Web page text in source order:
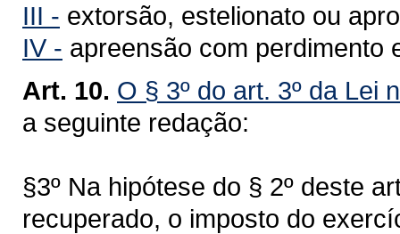
III - extorsão, estelionato ou
IV - apreensão com perdimento
Art. 10. O § 3º do art. 3º da Lei
a seguinte redação:
§3º Na hipótese do § 2º deste
recuperado, o imposto do